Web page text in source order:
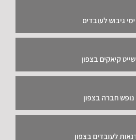
ימי גיבוש לעובדים
שייט קיאקים בצפון
נופש חברה בצפון
לעובדים בצפון